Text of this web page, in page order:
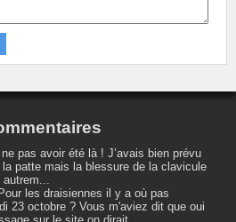
pas avoir été là ! J’avais bien prévu
patte mais la blessure de la clavicule
autrem...
les draisiennes il y a où pas
23 octobre ? Vous m'aviez dit que oui